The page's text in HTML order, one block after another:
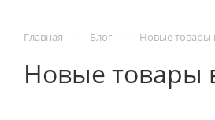
Главная — Блог — Новые товары
Новые товары